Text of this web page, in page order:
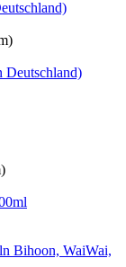
Bihoon, WaiWai,